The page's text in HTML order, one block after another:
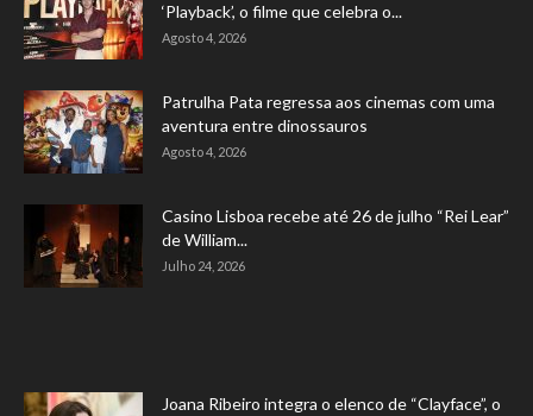
‘Playback’, o filme que celebra o...
Agosto 4, 2026
Patrulha Pata regressa aos cinemas com uma
aventura entre dinossauros
Agosto 4, 2026
Casino Lisboa recebe até 26 de julho “Rei Lear”
de William...
Julho 24, 2026
Joana Ribeiro integra o elenco de “Clayface”, o